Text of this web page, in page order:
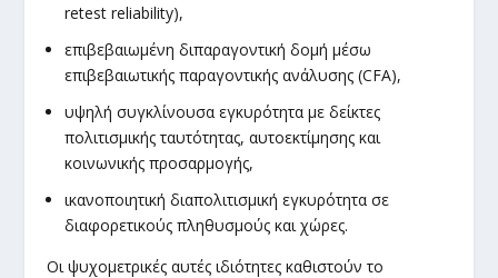
retest reliability),
επιβεβαιωμένη διπαραγοντική δομή μέσω
επιβεβαιωτικής παραγοντικής ανάλυσης (CFA),
υψηλή συγκλίνουσα εγκυρότητα με δείκτες
πολιτισμικής ταυτότητας, αυτοεκτίμησης και
κοινωνικής προσαρμογής,
ικανοποιητική διαπολιτισμική εγκυρότητα σε
διαφορετικούς πληθυσμούς και χώρες.
Οι ψυχομετρικές αυτές ιδιότητες καθιστούν το